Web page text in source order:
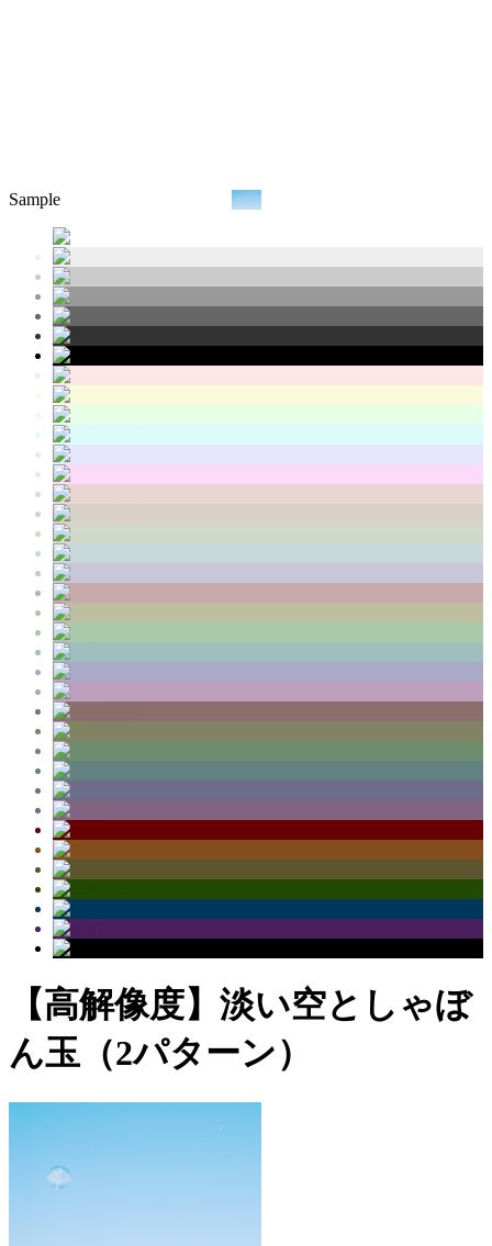
Sample
【高解像度】淡い空としゃぼ
ん玉（2パターン）